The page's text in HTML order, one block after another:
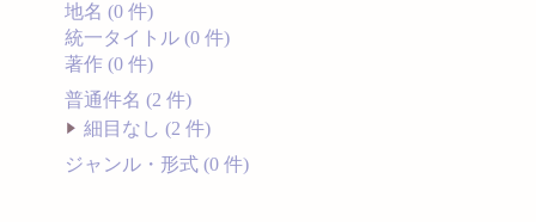
地名 (0 件)
統一タイトル (0 件)
著作 (0 件)
普通件名 (2 件)
細目なし (2 件)
ジャンル・形式 (0 件)